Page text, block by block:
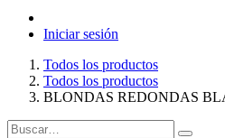
Iniciar sesión
Todos los productos
Todos los productos
BLONDAS REDONDAS